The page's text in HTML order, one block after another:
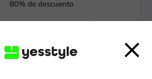
80% de descuento